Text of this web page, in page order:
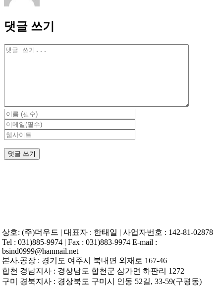
댓글 쓰기
댓
상호: (주)더우드 | 대표자 : 한태일 | 사업자번호 : 142-81-02878
Tel : 031)885-9974 | Fax : 031)883-9974 E-mail :
bsind0999@hanmail.net
본사.공장 : 경기도 여주시 북내면 외재로 167-46
합천 경남지사 : 경상남도 합천군 삼가면 하판리 1272
구미 경북지사 : 경상북도 구미시 인동 52길, 33-59(구평동)